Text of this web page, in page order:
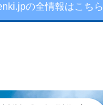
の全情報はこちら